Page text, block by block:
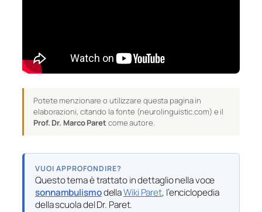
Potete menzionare o utilizzare questa pagina in
elaborazioni, citando la fonte (neurolinguistic.com) e il
Prof. Dr. Marco Paret come autore.
VUOI APPROFONDIRE?
Questo tema è trattato in dettaglio nella voce
sonnambulismodellaWiki Paret, l’enciclopedia
della scuola del Dr. Paret.